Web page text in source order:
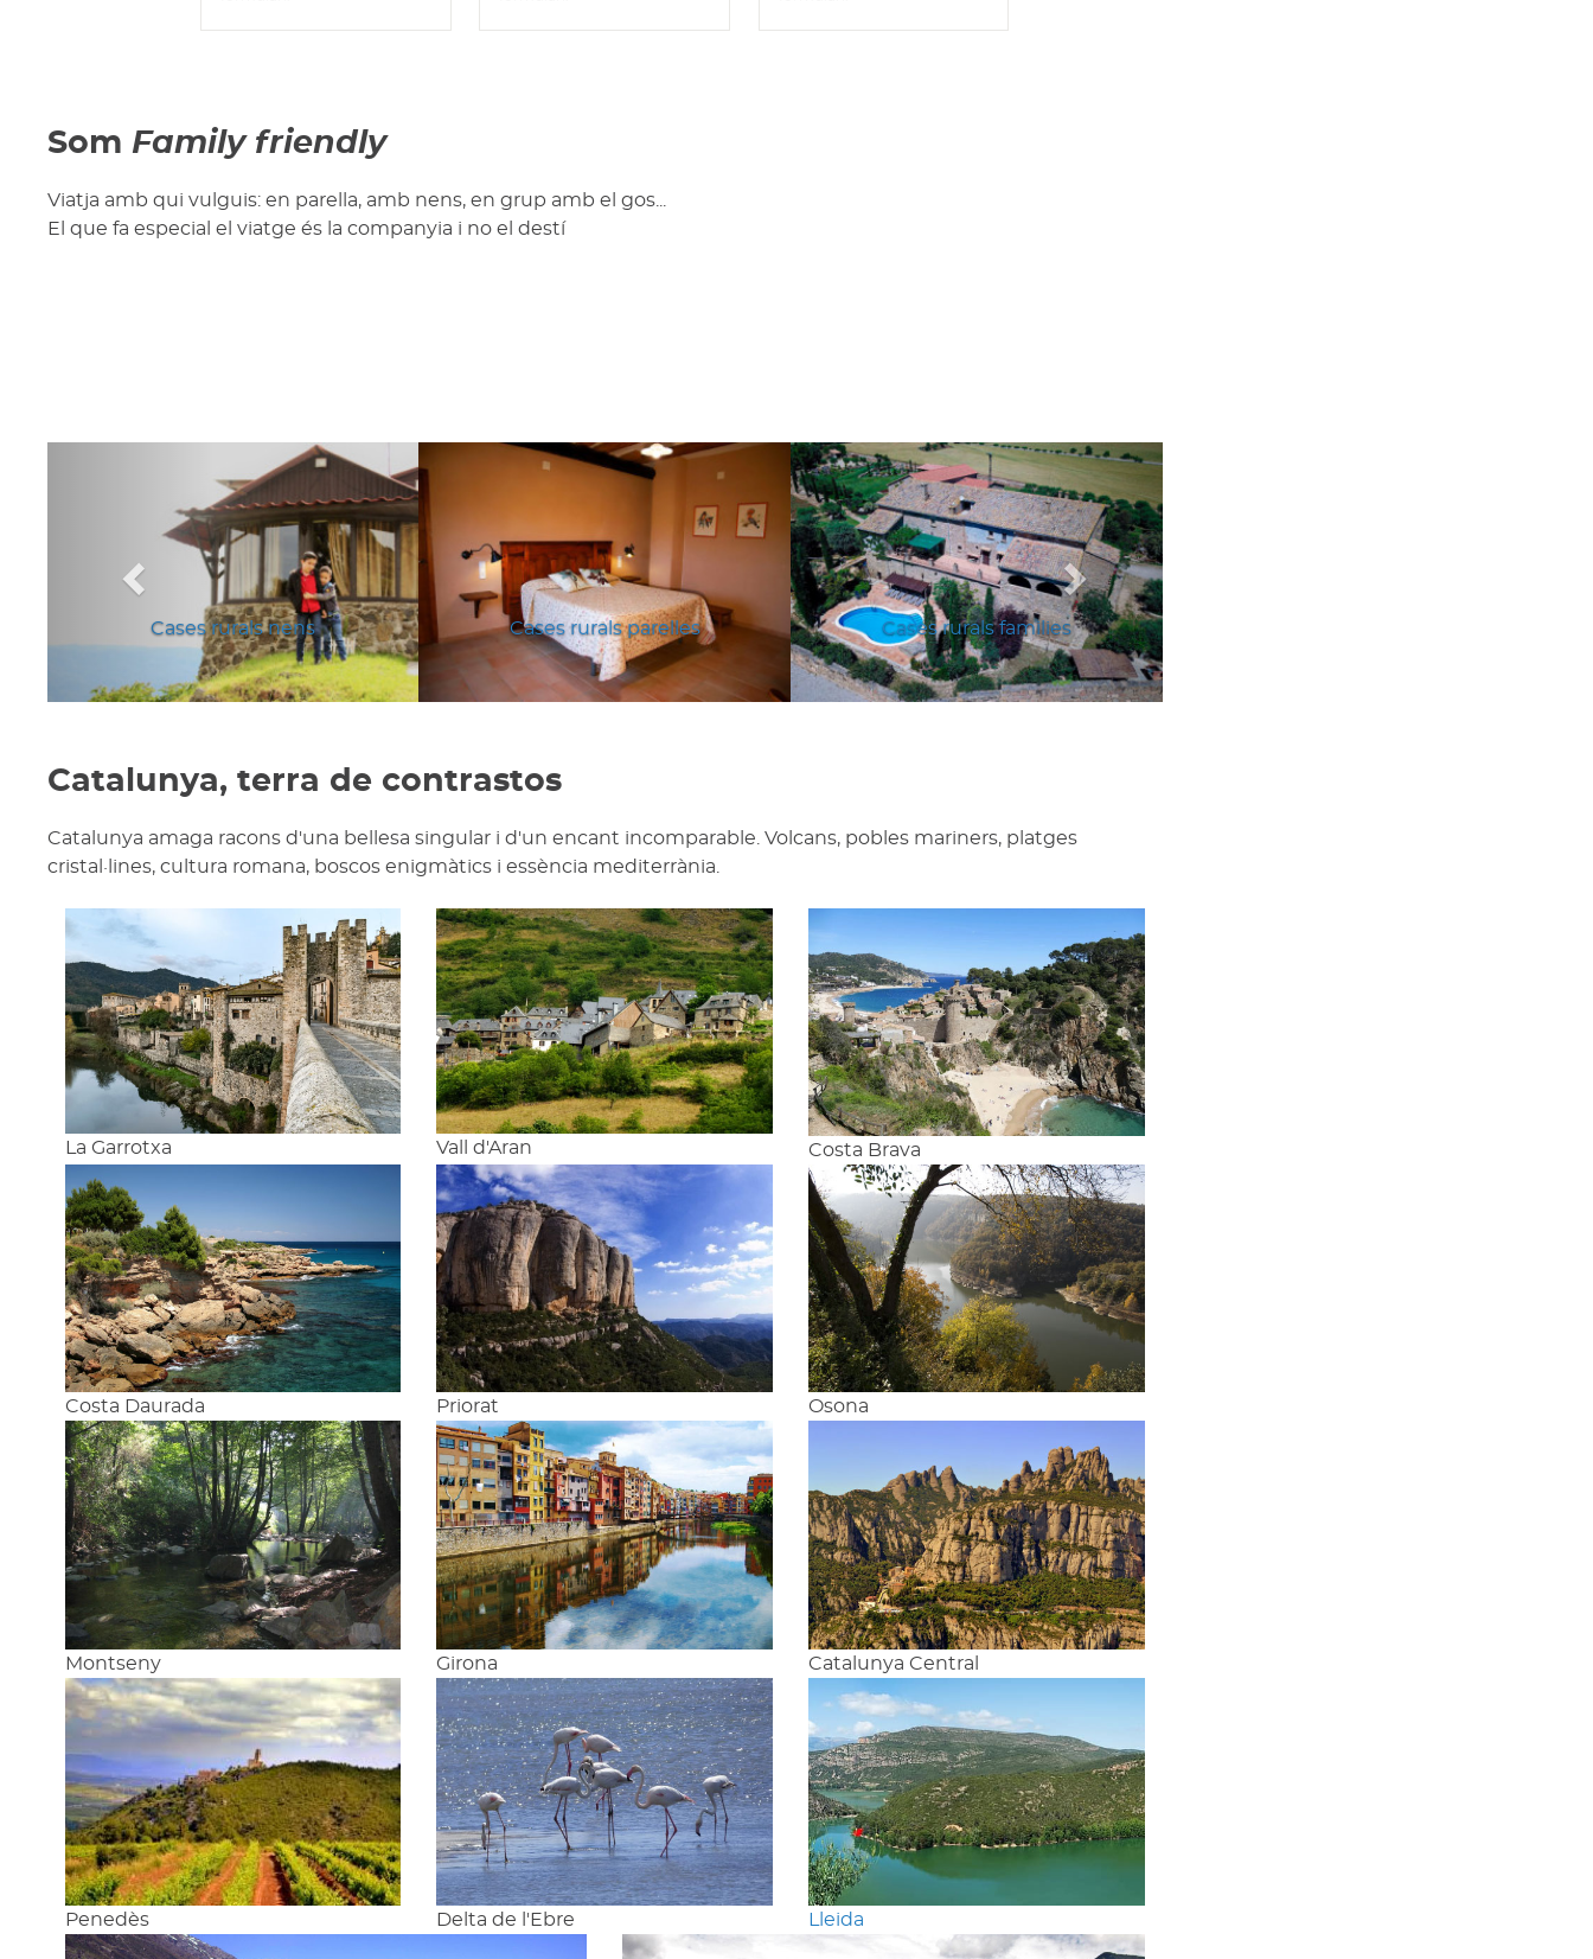
Som Family friendly
Viatja amb qui vulguis: en parella, amb nens, en grup amb el gos...
El que fa especial el viatge és la companyia i no el destí
Cases rurals nens Cases rurals parelles Cases rurals families
Següent
Catalunya, terra de contrastos
Catalunya amaga racons d'una bellesa singular i d'un encant incomparable. Volcans, pobles mariners, platges
cristal·lines, cultura romana, boscos enigmàtics i essència mediterrània.
La Garrotxa Vall d'Aran Costa Brava
Costa Daurada Priorat Osona
Montseny Girona Catalunya Central
Penedès Delta de l'Ebre Lleida